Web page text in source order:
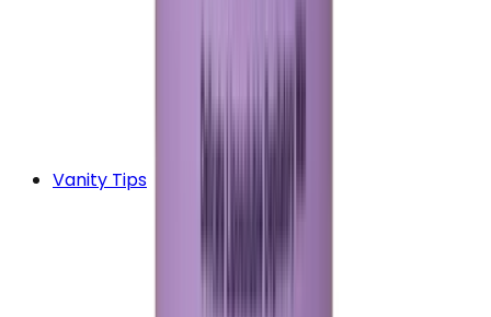
Vanity Tips